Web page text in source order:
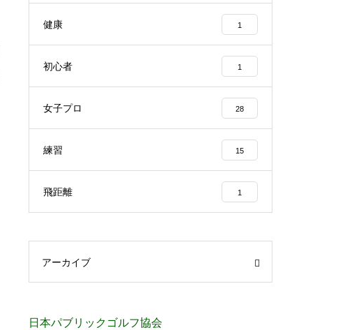
健康 1
初心者 1
女子プロ 28
練習 15
飛距離 1
アーカイブ
日本パブリックゴルフ協会